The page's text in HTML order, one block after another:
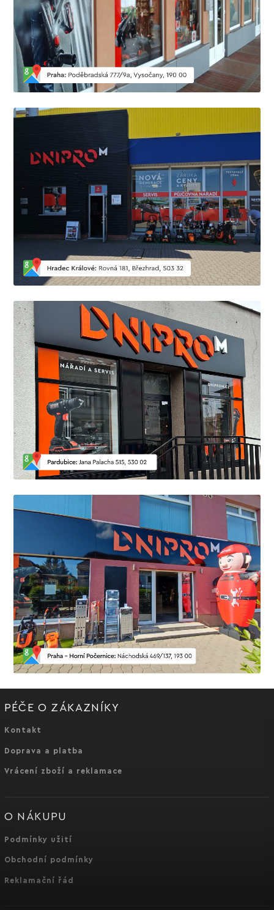
PÉČE O ZÁKAZNÍKY
Kontakt
Doprava a platba
Vrácení zboží a reklamace
O NÁKUPU
Podmínky užití
Obchodní podmínky
Reklamační řád